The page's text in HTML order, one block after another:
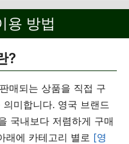
용 방법
?
매되는 상품을 직접 구
미합니다. 영국 브랜드
국내보다 저렴하게 구매
래에 카테고리 별로 [영